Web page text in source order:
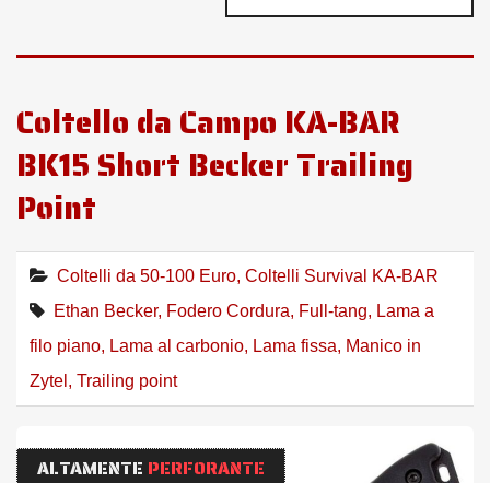
Coltello da Campo KA-BAR
BK15 Short Becker Trailing
Point
Coltelli da 50-100 Euro, Coltelli Survival KA-BAR
Ethan Becker, Fodero Cordura, Full-tang, Lama a
filo piano, Lama al carbonio, Lama fissa, Manico in
Zytel , Trailing point
ALTAMENTE PERFORANTE